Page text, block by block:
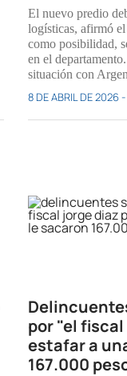
El nuevo predio
logísticas, afirmó
como posibilidad,
en el
situación con
8 DE ABRIL DE 2026
por "el fiscal
estafar a
167.000